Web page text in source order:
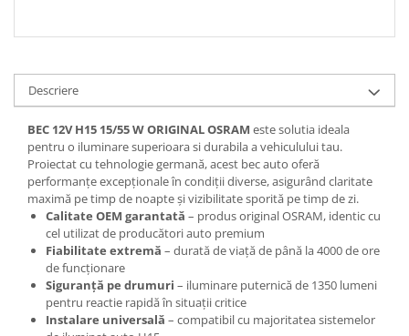
Descriere
BEC 12V H15 15/55 W ORIGINAL OSRAM este solutia ideala
pentru o iluminare superioara si durabila a vehiculului tau.
Proiectat cu tehnologie germană, acest bec auto oferă
performanțe excepționale în condiții diverse, asigurând claritate
maximă pe timp de noapte și vizibilitate sporită pe timp de zi.
Calitate OEM garantată – produs original OSRAM, identic cu
cel utilizat de producători auto premium
Fiabilitate extremă – durată de viață de până la 4000 de ore
de funcționare
Siguranță pe drumuri – iluminare puternică de 1350 lumeni
pentru reactie rapidă în situații critice
Instalare universală – compatibil cu majoritatea sistemelor